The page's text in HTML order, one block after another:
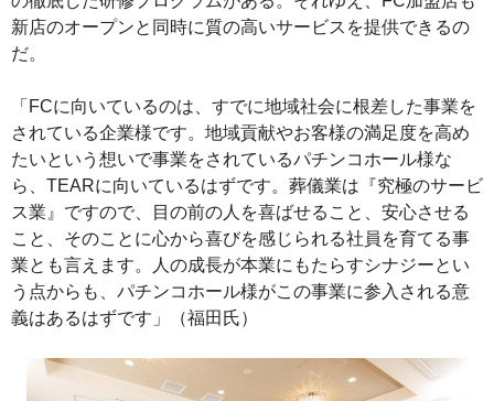
新店のオープンと同時に質の高いサービスを提供できるの
だ。
「FCに向いているのは、すでに地域社会に根差した事業を
されている企業様です。地域貢献やお客様の満足度を高め
たいという想いで事業をされているパチンコホール様な
ら、TEARに向いているはずです。葬儀業は『究極のサービ
ス業』ですので、目の前の人を喜ばせること、安心させる
こと、そのことに心から喜びを感じられる社員を育てる事
業とも言えます。人の成長が本業にもたらすシナジーとい
う点からも、パチンコホール様がこの事業に参入される意
義はあるはずです」（福田氏）